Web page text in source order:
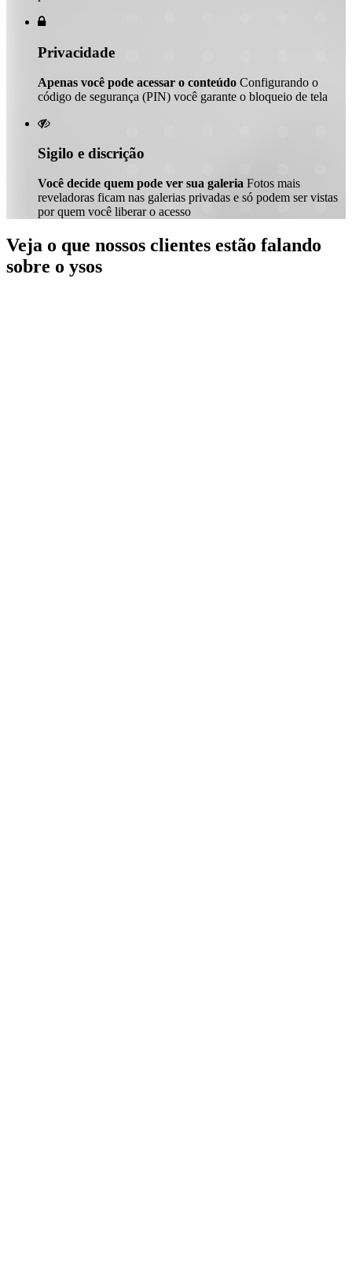

Privacidade
Apenas você pode acessar o conteúdo Configurando o
código de segurança (PIN) você garante o bloqueio de tela

Sigilo e discrição
Você decide quem pode ver sua galeria Fotos mais
reveladoras ficam nas galerias privadas e só podem ser vistas
por quem você liberar o acesso
Veja o que nossos clientes estão falando
sobre o ysos